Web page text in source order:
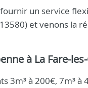
fournir un service
et venons la
à La Fare-
3m³ à 200€, 7m³